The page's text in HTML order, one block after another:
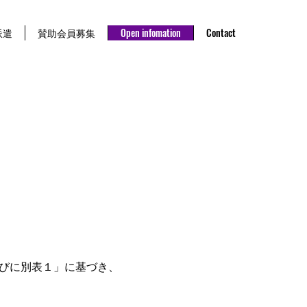
賛助会員募集 Open infomation Contact
別表１」に基づき、